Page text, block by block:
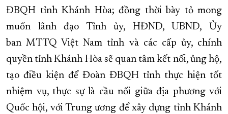
ĐBQH tỉnh Khánh Hòa; đồng thời bày tỏ mong
muốn lãnh đạo Tỉnh ủy, HĐND, UBND, Ủy
ban MTTQ Việt Nam tỉnh và các cấp ủy, chính
quyền tỉnh Khánh Hòa sẽ quan tâm kết nối, ủng hộ,
tạo điều kiện để Đoàn ĐBQH tỉnh thực hiện tốt
nhiệm vụ, thực sự là cầu nối giữa địa phương với
Quốc hội, với Trung ương để xây dựng tỉnh Khánh